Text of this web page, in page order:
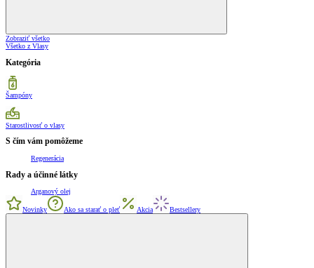
Zobraziť všetko
Všetko z Vlasy
Kategória
Šampóny
Starostlivosť o vlasy
S čím vám pomôžeme
Regenerácia
Rady a účinné látky
Arganový olej
Novinky Ako sa starať o pleť Akcia Bestsellery